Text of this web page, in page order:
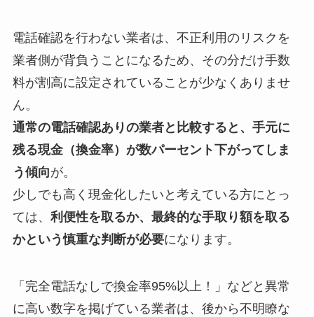
電話確認を行わない業者は、不正利用のリスクを
業者側が背負うことになるため、その分だけ手数
料が割高に設定されていることが少なくありませ
ん。
通常の電話確認ありの業者と比較すると、手元に
残る現金（換金率）が数パーセント下がってしま
う傾向が。
少しでも高く現金化したいと考えている方にとっ
ては、 利便性を取るか、最終的な手取り額を取る
かという慎重な判断が必要になります。
「完全電話なしで換金率95%以上！」などと異常
に高い数字を掲げている業者は、後から不明瞭な